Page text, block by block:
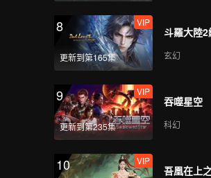
8
更新到第165集
VIP
斗羅大陸
玄幻
9
更新到第235集
VIP
吞噬星空
科幻
10 VIP
吾凰在上